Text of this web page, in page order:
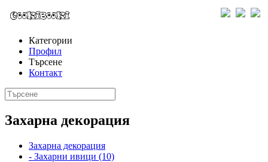
Категории
Профил
Търсене
Контакт
Захарна декорация
Захарна декорация
- Захарни ивици (10)